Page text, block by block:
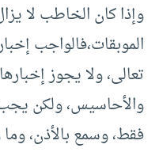
وإذا كان الخاطب لا
الموبقات،فالواجب
تعالى، ولا يجوز
والأحاسيس، ولكن يجب
فقط، وسمع بالأذن،